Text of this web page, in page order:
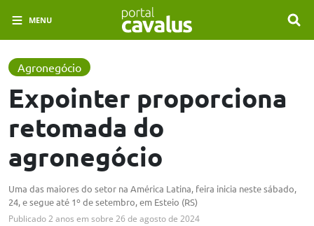
MENU
Agronegócio
Expointer proporciona
retomada do
agronegócio
Uma das maiores do setor na América Latina, feira inicia neste sábado,
24, e segue até 1º de setembro, em Esteio (RS)
Publicado2 anos em sobre 26 de agosto de 2024